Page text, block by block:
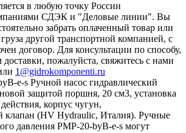
в любую точку России
СДЭК и "Деловые линии". Вы
забрать оплаченный товар или
груза другой транспортной компанией, с
договор. Для консультации по способу,
пожалуйста, свяжитесь с нами
1@gidrokomponenti.ru
e-s Ручной насос гидравлический
защитой поршня, 20 см3, установка
корпус чугун,
клапан (HV Hydraulic, Италия). Ручные
давления PMP-20-byB-e-s могут